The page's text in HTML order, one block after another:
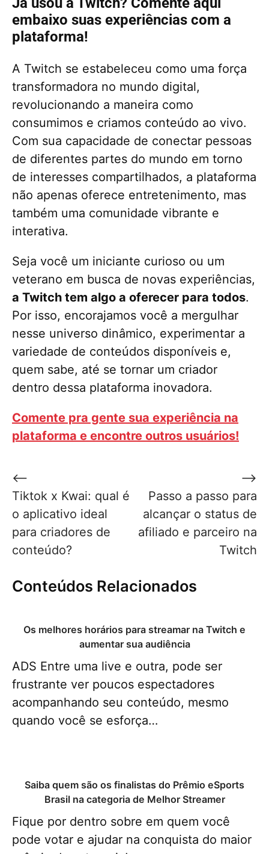
embaixo suas experiências com a
plataforma!
A Twitch se estabeleceu como uma força
transformadora no mundo digital,
revolucionando a maneira como
consumimos e criamos conteúdo ao vivo.
Com sua capacidade de conectar pessoas
de diferentes partes do mundo em torno
de interesses compartilhados, a plataforma
não apenas oferece entretenimento, mas
também uma comunidade vibrante e
interativa.
Seja você um iniciante curioso ou um
veterano em busca de novas experiências,
a Twitch tem algo a oferecer para todos.
Por isso, encorajamos você a mergulhar
nesse universo dinâmico, experimentar a
variedade de conteúdos disponíveis e,
quem sabe, até se tornar um criador
dentro dessa plataforma inovadora.
Comente pra gente sua experiência na
plataforma e encontre outros usuários!
Navegação
de
Post
⟵
Tiktok x Kwai: qual é
o aplicativo ideal
para criadores de
conteúdo?
Passo a passo para
alcançar o status de
afiliado e parceiro na
Twitch
⟶
Conteúdos Relacionados
Os melhores horários para streamar na Twitch e
aumentar sua audiência
ADS Entre uma live e outra, pode ser
frustrante ver poucos espectadores
acompanhando seu conteúdo, mesmo
quando você se esforça…
Saiba quem são os finalistas do Prêmio eSports
Brasil na categoria de Melhor Streamer
Fique por dentro sobre em quem você
pode votar e ajudar na conquista do maior